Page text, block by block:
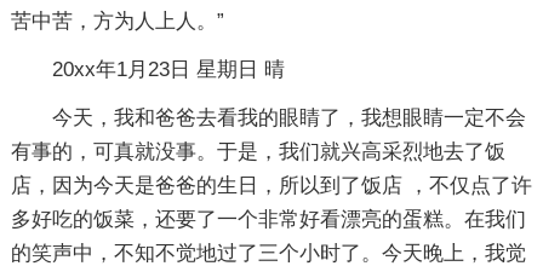
苦中苦，方为人上人。”
20xx年1月23日 星期日 晴
今天，我和爸爸去看我的眼睛了，我想眼睛一定不会
有事的，可真就没事。于是，我们就兴高采烈地去了饭
店，因为今天是爸爸的生日，所以到了饭店 ，不仅点了许
多好吃的饭菜，还要了一个非常好看漂亮的蛋糕。在我们
的笑声中，不知不觉地过了三个小时了。今天晚上，我觉